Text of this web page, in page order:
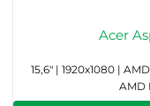
Acer
15,6" | 1920x1080 |
AMD